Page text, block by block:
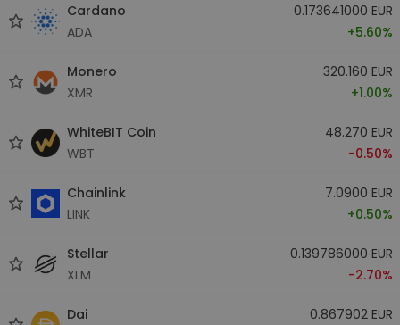
Cardano
ADA
0.173641000 EUR
+5.60%
Monero
XMR
320.160 EUR
+1.00%
WhiteBIT Coin
WBT
48.270 EUR
-0.50%
Chainlink
LINK
7.0900 EUR
+0.50%
Stellar
XLM
0.139786000 EUR
-2.70%
Dai
0.867902 EUR